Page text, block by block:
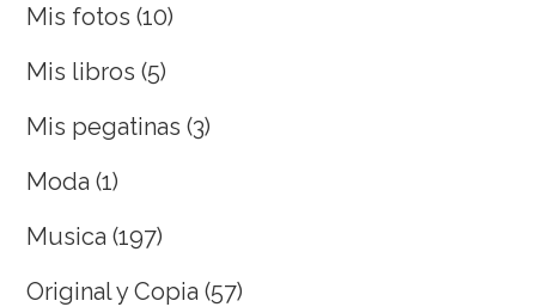
Mis fotos (10)
Mis libros (5)
Mis pegatinas (3)
Moda (1)
Musica (197)
Original y Copia (57)